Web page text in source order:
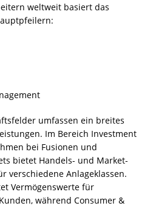
weltweit basiert das
umfassen ein breites
Im Bereich Investment
bei Fusionen und
bietet Handels- und Market-
verschiedene Anlageklassen.
Vermögenswerte für
während Consumer &